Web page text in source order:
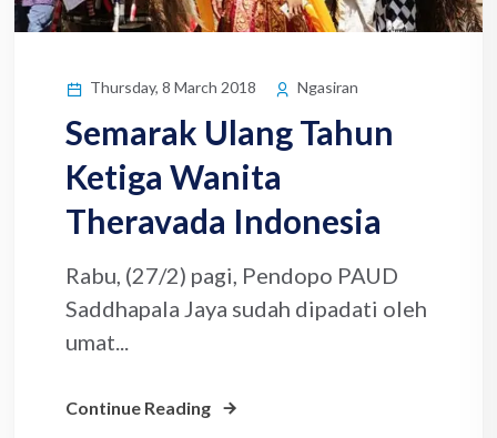
Thursday, 8 March 2018 Ngasiran
Semarak Ulang Tahun
Ketiga Wanita
Theravada Indonesia
Rabu, (27/2) pagi, Pendopo PAUD
Saddhapala Jaya sudah dipadati oleh
umat...
Continue Reading